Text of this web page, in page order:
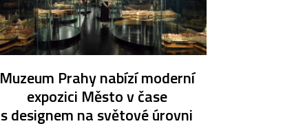
Muzeum Prahy nabízí moderní
expozici Město v čase
s designem na světové úrovni